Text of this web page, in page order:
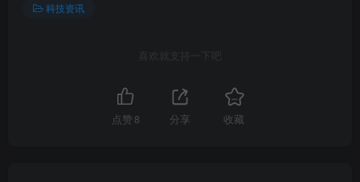
科技资讯
喜欢就支持一下吧
点赞 8 分享 收藏